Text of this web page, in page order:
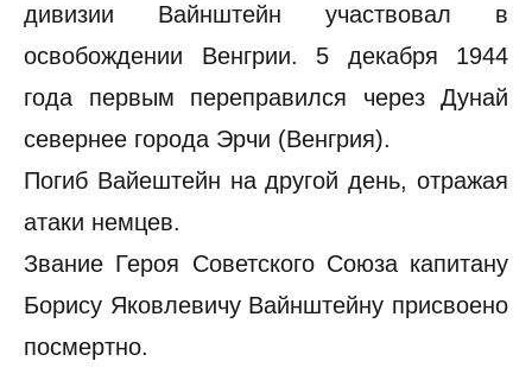
дивизии Вайнштейн участвовал в
освобождении Венгрии. 5 декабря 1944
года первым переправился через Дунай
севернее города Эрчи (Венгрия).
Погиб Вайештейн на другой день, отражая
атаки немцев.
Звание Героя Советского Союза капитану
Борису Яковлевичу Вайнштейну присвоено
посмертно.